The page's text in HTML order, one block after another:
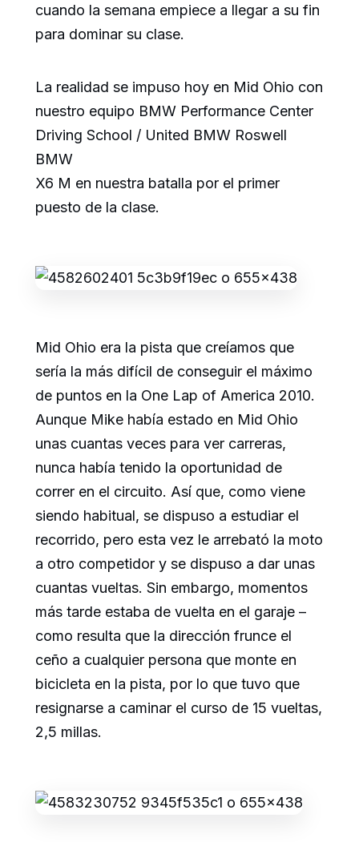
cuando la semana empiece a llegar a su fin
para dominar su clase.
La realidad se impuso hoy en Mid Ohio con
nuestro equipo BMW Performance Center
Driving School / United BMW Roswell
BMW
X6 M en nuestra batalla por el primer
puesto de la clase.
Mid Ohio era la pista que creíamos que
sería la más difícil de conseguir el máximo
de puntos en la One Lap of America 2010.
Aunque Mike había estado en Mid Ohio
unas cuantas veces para ver carreras,
nunca había tenido la oportunidad de
correr en el circuito. Así que, como viene
siendo habitual, se dispuso a estudiar el
recorrido, pero esta vez le arrebató la moto
a otro competidor y se dispuso a dar unas
cuantas vueltas. Sin embargo, momentos
más tarde estaba de vuelta en el garaje –
como resulta que la dirección frunce el
ceño a cualquier persona que monte en
bicicleta en la pista, por lo que tuvo que
resignarse a caminar el curso de 15 vueltas,
2,5 millas.